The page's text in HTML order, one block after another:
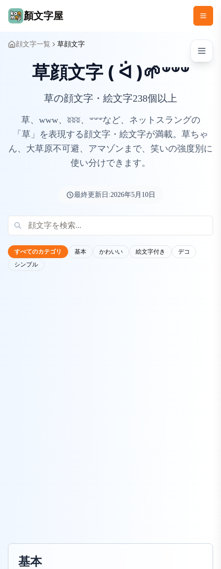
顏文字屋
顔文字一覧 草顔文字
草顔文字 ( ᐛ )🌱𐤔𐤔𐤔
草の顔文字・絵文字238個以上
草、www、ʬʬʬ、𐤔𐤔𐤔など、ネットスラングの
「草」を表現する顔文字・絵文字が満載。草ちゃ
ん、大草原不可避、アマゾンまで、笑いの強度別に
使い分けできます。
最終更新日:2026年5月10日
すべてのカテゴリ 基本 かわいい 絵文字付き
デコ
シンプル
基本